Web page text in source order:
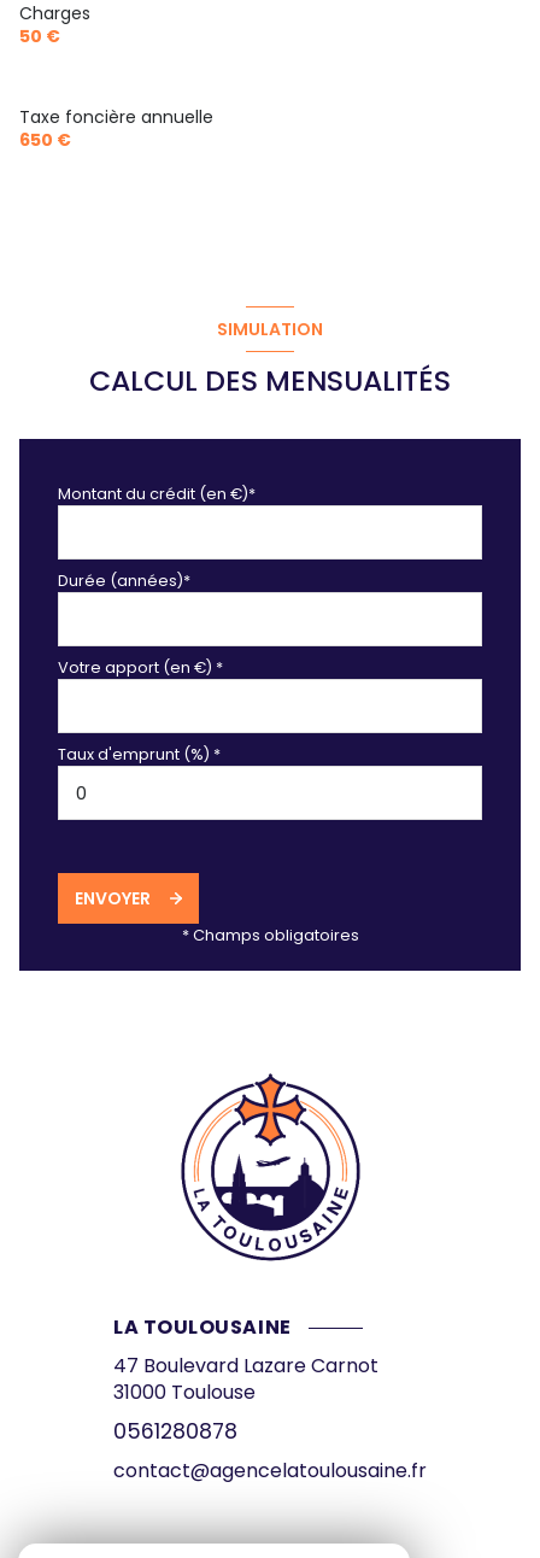
Charges
50 €
Taxe foncière annuelle
650 €
SIMULATION
CALCUL DES MENSUALITÉS
Montant du crédit (en €)*
Durée (années)*
Votre apport (en €) *
Taux d'emprunt (%) *
ENVOYER
* Champs obligatoires
LA TOULOUSAINE
47 Boulevard Lazare Carnot
31000 Toulouse
0561280878
contact@agencelatoulousaine.fr